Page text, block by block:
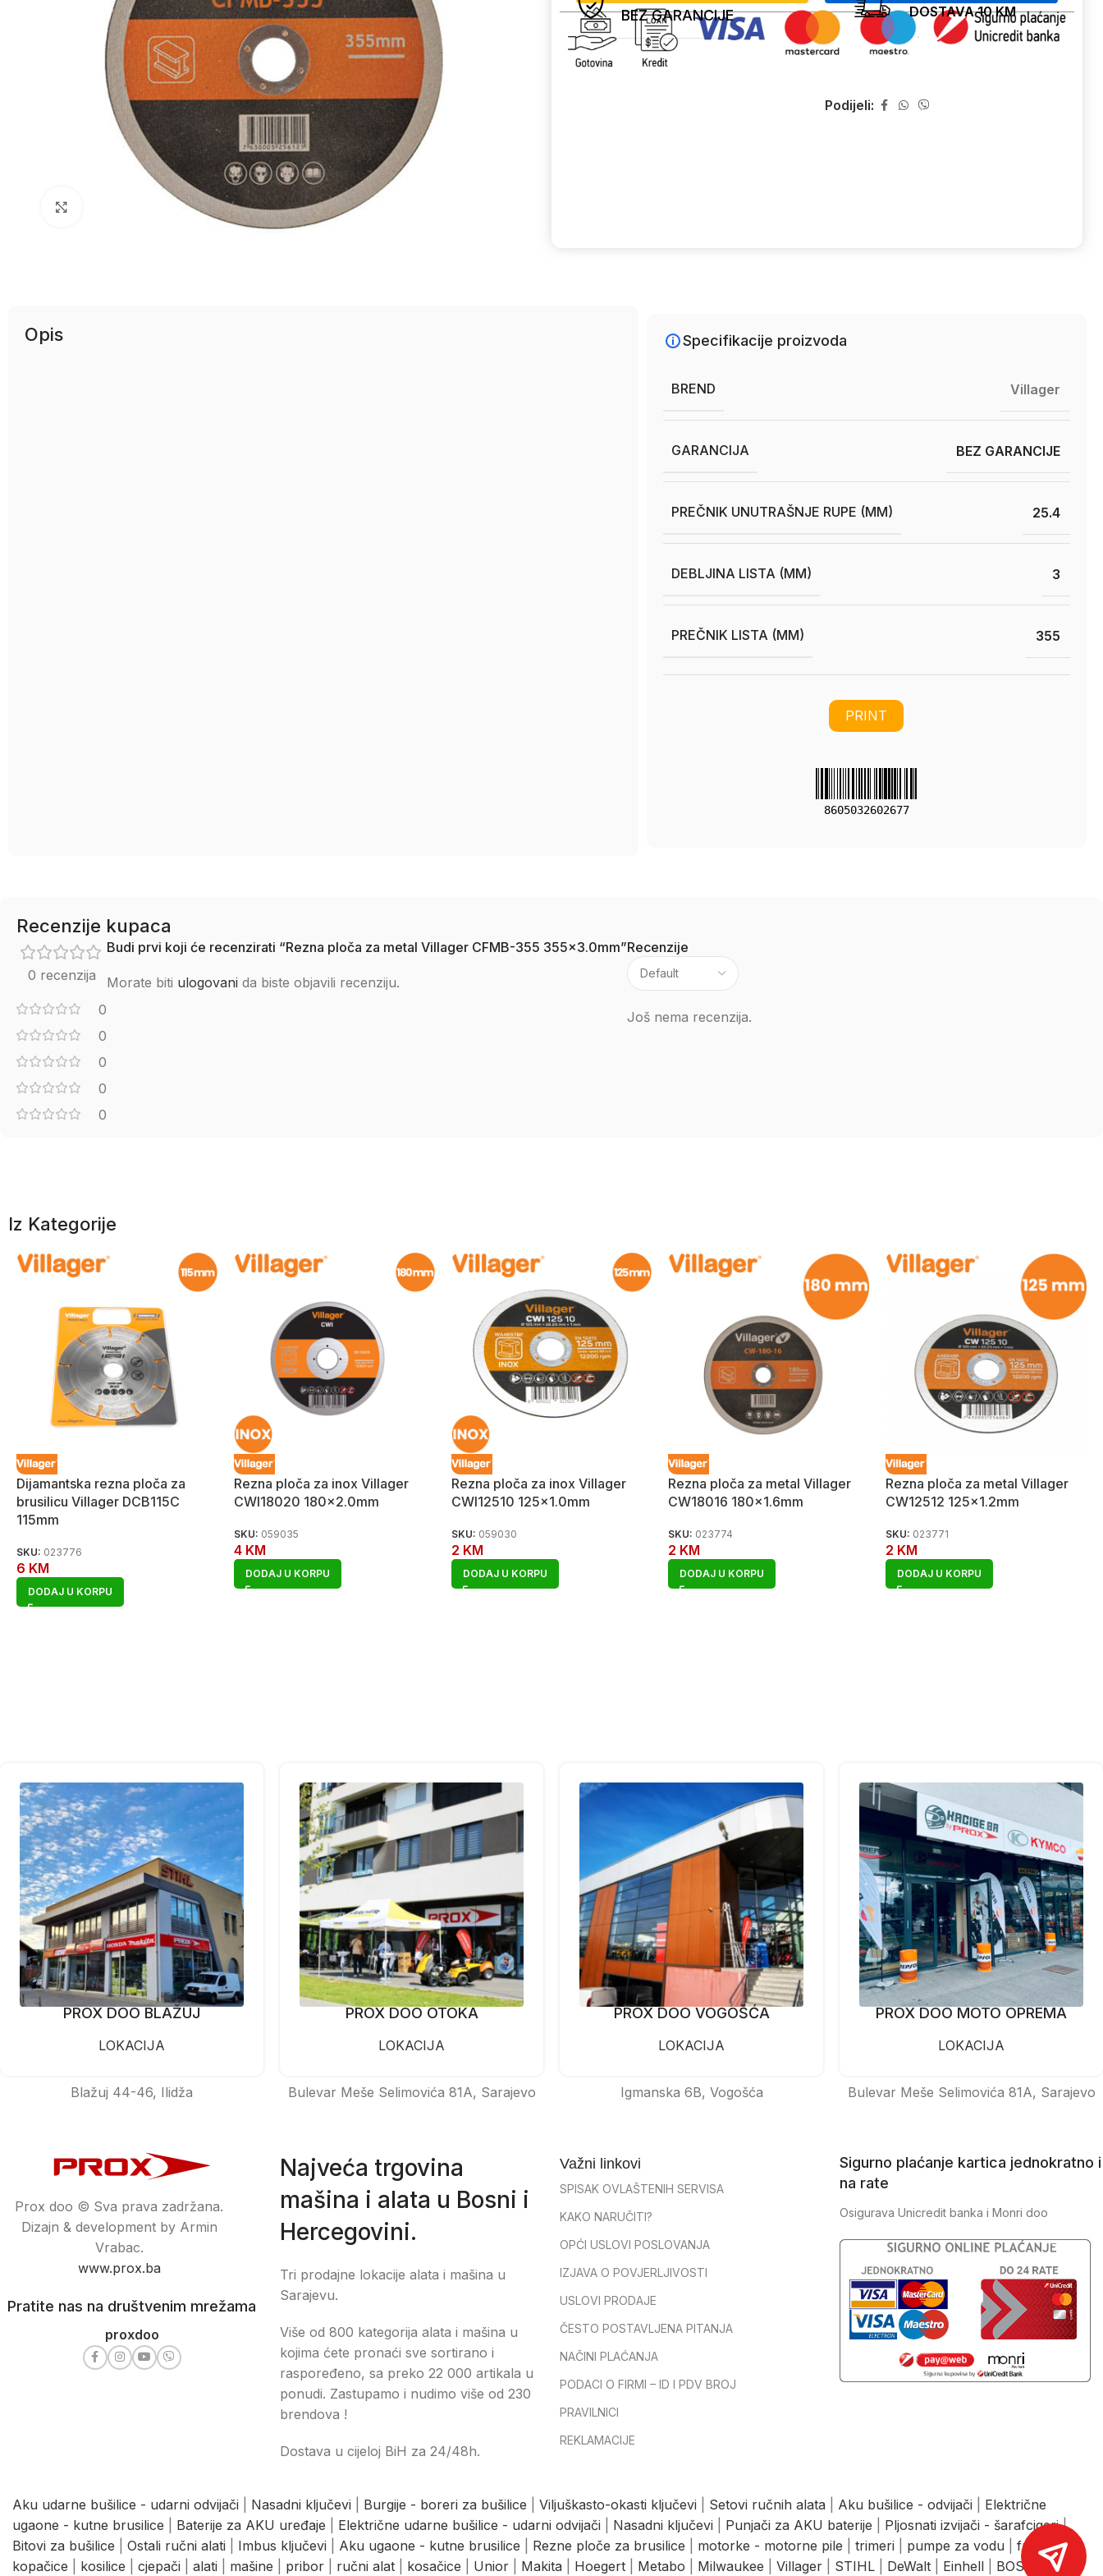
BEZ GARANCIJE DOSTAVA 10 KM
Podijeli:
Opis Specifikacije proizvoda
BREND Villager
GARANCIJA BEZ GARANCIJE
PREČNIK UNUTRAŠNJE RUPE (MM) 25.4
DEBLJINA LISTA (MM) 3
PREČNIK LISTA (MM) 355
PRINT
8605032602677
Recenzije kupaca
0 recenzija
0
0
0
0
0
Recenzije
Još nema recenzija.
Budi prvi koji će recenzirati “Rezna ploča za metal Villager CFMB-355 355×3.0mm”
Morate biti ulogovani da biste objavili recenziju.
Iz Kategorije
Dijamantska rezna ploča za
brusilicu Villager DCB115C
115mm
SKU: 023776
6 KM
DODAJ U KORPU
Rezna ploča za inox Villager
CWI18020 180×2.0mm
SKU: 059035
4 KM
DODAJ U KORPU
Rezna ploča za inox Villager
CWI12510 125×1.0mm
SKU: 059030
2 KM
DODAJ U KORPU
Rezna ploča za metal Villager
CW18016 180×1.6mm
SKU: 023774
2 KM
DODAJ U KORPU
Rezna ploča za metal Villager
CW12512 125×1.2mm
SKU: 023771
2 KM
DODAJ U KORPU
PROX DOO BLAŽUJ
LOKACIJA
Blažuj 44-46, Ilidža
PROX DOO OTOKA
LOKACIJA
Bulevar Meše Selimovića 81A, Sarajevo
PROX DOO VOGOŠĆA
LOKACIJA
Igmanska 6B, Vogošća
PROX DOO MOTO OPREMA
LOKACIJA
Bulevar Meše Selimovića 81A, Sarajevo
Prox doo © Sva prava zadržana.
Dizajn & development by Armin
Vrabac.
www.prox.ba
Pratite nas na društvenim mrežama
proxdoo
Najveća trgovina
mašina i alata u Bosni i
Hercegovini.
Tri prodajne lokacije alata i mašina u
Sarajevu.
Više od 800 kategorija alata i mašina u
kojima ćete pronaći sve sortirano i
raspoređeno, sa preko 22 000 artikala u
ponudi. Zastupamo i nudimo više od 230
brendova !
Dostava u cijeloj BiH za 24/48h.
Važni linkovi
SPISAK OVLAŠTENIH SERVISA
KAKO NARUČITI?
OPĆI USLOVI POSLOVANJA
IZJAVA O POVJERLJIVOSTI
USLOVI PRODAJE
ČESTO POSTAVLJENA PITANJA
NAČINI PLAĆANJA
PODACI O FIRMI – ID I PDV BROJ
PRAVILNICI
REKLAMACIJE
Sigurno plaćanje kartica jednokratno i
na rate
Osigurava Unicredit banka i Monri doo
Aku udarne bušilice - udarni odvijači Nasadni ključevi Burgije - boreri za bušilice Viljuškasto-okasti ključevi Setovi ručnih alata Aku bušilice - odvijači
Električne
ugaone - kutne brusilice
Baterije za AKU uređaje Električne udarne bušilice - udarni odvijači Nasadni ključevi Punjači za AKU baterije Pljosnati izvijači - šarafcigeri|
Bitovi za bušilice
Ostali ručni alati Imbus ključevi Aku ugaone - kutne brusilice Rezne ploče za brusilice motorke - motorne pile trimeri pumpe za vodu freze|
kopačice
kosilice cjepači alati mašine pribor ručni alat kosačice Unior Makita Hoegert Metabo Milwaukee Villager STIHL DeWalt Einhell BOSCH |